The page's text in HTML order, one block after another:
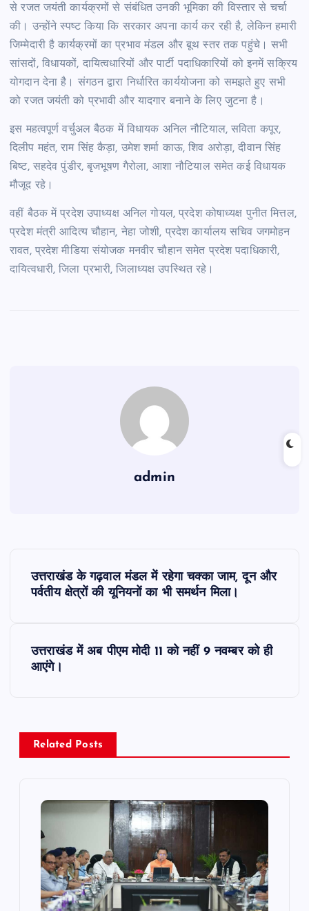
से रजत जयंती कार्यक्रमों से संबंधित उनकी भूमिका की विस्तार से चर्चा
की। उन्होंने स्पष्ट किया कि सरकार अपना कार्य कर रही है, लेकिन हमारी
जिम्मेदारी है कार्यक्रमों का प्रभाव मंडल और बूथ स्तर तक पहुंचे। सभी
सांसदों, विधायकों, दायित्वधारियों और पार्टी पदाधिकारियों को इनमें सक्रिय
योगदान देना है। संगठन द्वारा निर्धारित कार्ययोजना को समझते हुए सभी
को रजत जयंती को प्रभावी और यादगार बनाने के लिए जुटना है।
इस महत्वपूर्ण वर्चुअल बैठक में विधायक अनिल नौटियाल, सविता कपूर,
दिलीप महंत, राम सिंह कैड़ा, उमेश शर्मा काऊ, शिव अरोड़ा, दीवान सिंह
बिष्ट, सहदेव पुंडीर, बृजभूषण गैरोला, आशा नौटियाल समेत कई विधायक
मौजूद रहे।
वहीं बैठक में प्रदेश उपाध्यक्ष अनिल गोयल, प्रदेश कोषाध्यक्ष पुनीत मित्तल,
प्रदेश मंत्री आदित्य चौहान, नेहा जोशी, प्रदेश कार्यालय सचिव जगमोहन
रावत, प्रदेश मीडिया संयोजक मनवीर चौहान समेत प्रदेश पदाधिकारी,
दायित्वधारी, जिला प्रभारी, जिलाध्यक्ष उपस्थित रहे।
admin
a
v
उत्तराखंड के गढ़वाल मंडल में रहेगा चक्का जाम, दून और
पर्वतीय क्षेत्रों की यूनियनों का भी समर्थन मिला।
उत्तराखंड में अब पीएम मोदी 11 को नहीं 9 नवम्बर को ही
आएंगे।
Related Posts